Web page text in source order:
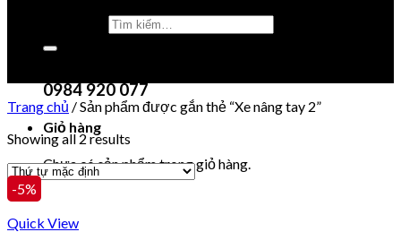
0915 851 488
0984 920 077
Giỏ hàng
Chưa có sản phẩm trong giỏ hàng.
Trang chủ /Sản phẩm được gắn thẻ “Xe nâng tay 2”
Showing all 2 results
-5%
Quick View